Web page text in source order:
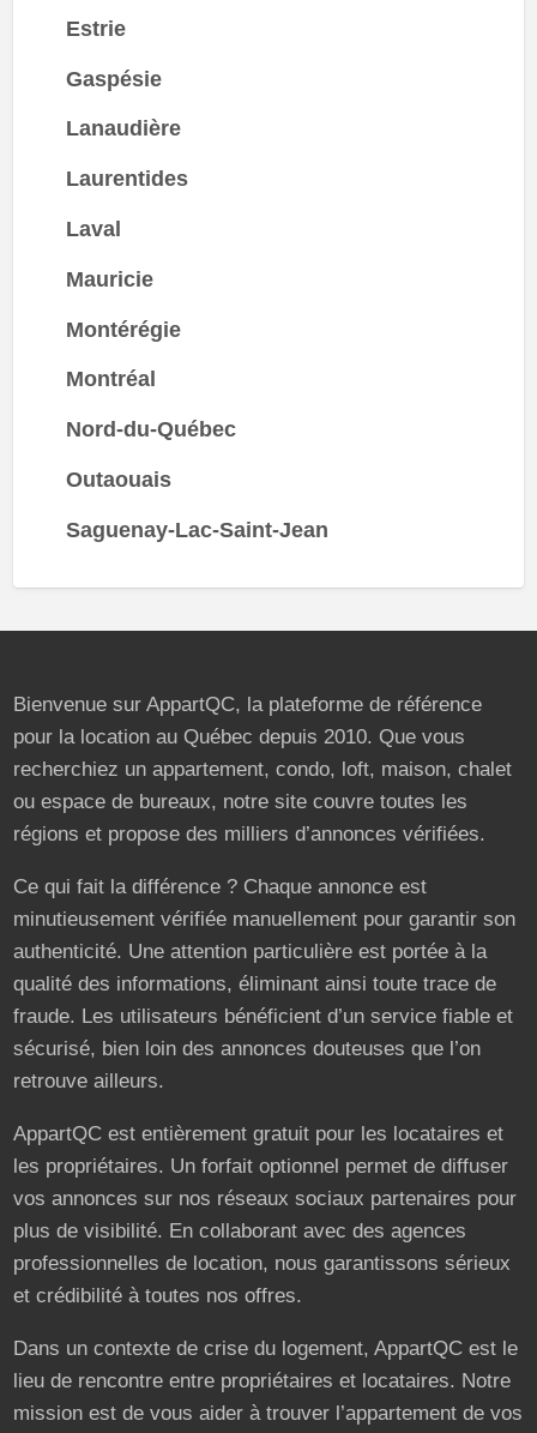
Estrie
Gaspésie
Lanaudière
Laurentides
Laval
Mauricie
Montérégie
Montréal
Nord-du-Québec
Outaouais
Saguenay-Lac-Saint-Jean
Bienvenue sur AppartQC, la plateforme de référence
pour la location au Québec depuis 2010. Que vous
recherchiez un appartement, condo, loft, maison, chalet
ou espace de bureaux, notre site couvre toutes les
régions et propose des milliers d’annonces vérifiées.
Ce qui fait la différence ? Chaque annonce est
minutieusement vérifiée manuellement pour garantir son
authenticité. Une attention particulière est portée à la
qualité des informations, éliminant ainsi toute trace de
fraude. Les utilisateurs bénéficient d’un service fiable et
sécurisé, bien loin des annonces douteuses que l’on
retrouve ailleurs.
AppartQC est entièrement gratuit pour les locataires et
les propriétaires. Un forfait optionnel permet de diffuser
vos annonces sur nos réseaux sociaux partenaires pour
plus de visibilité. En collaborant avec des agences
professionnelles de location, nous garantissons sérieux
et crédibilité à toutes nos offres.
Dans un contexte de crise du logement, AppartQC est le
lieu de rencontre entre propriétaires et locataires. Notre
mission est de vous aider à trouver l’appartement de vos